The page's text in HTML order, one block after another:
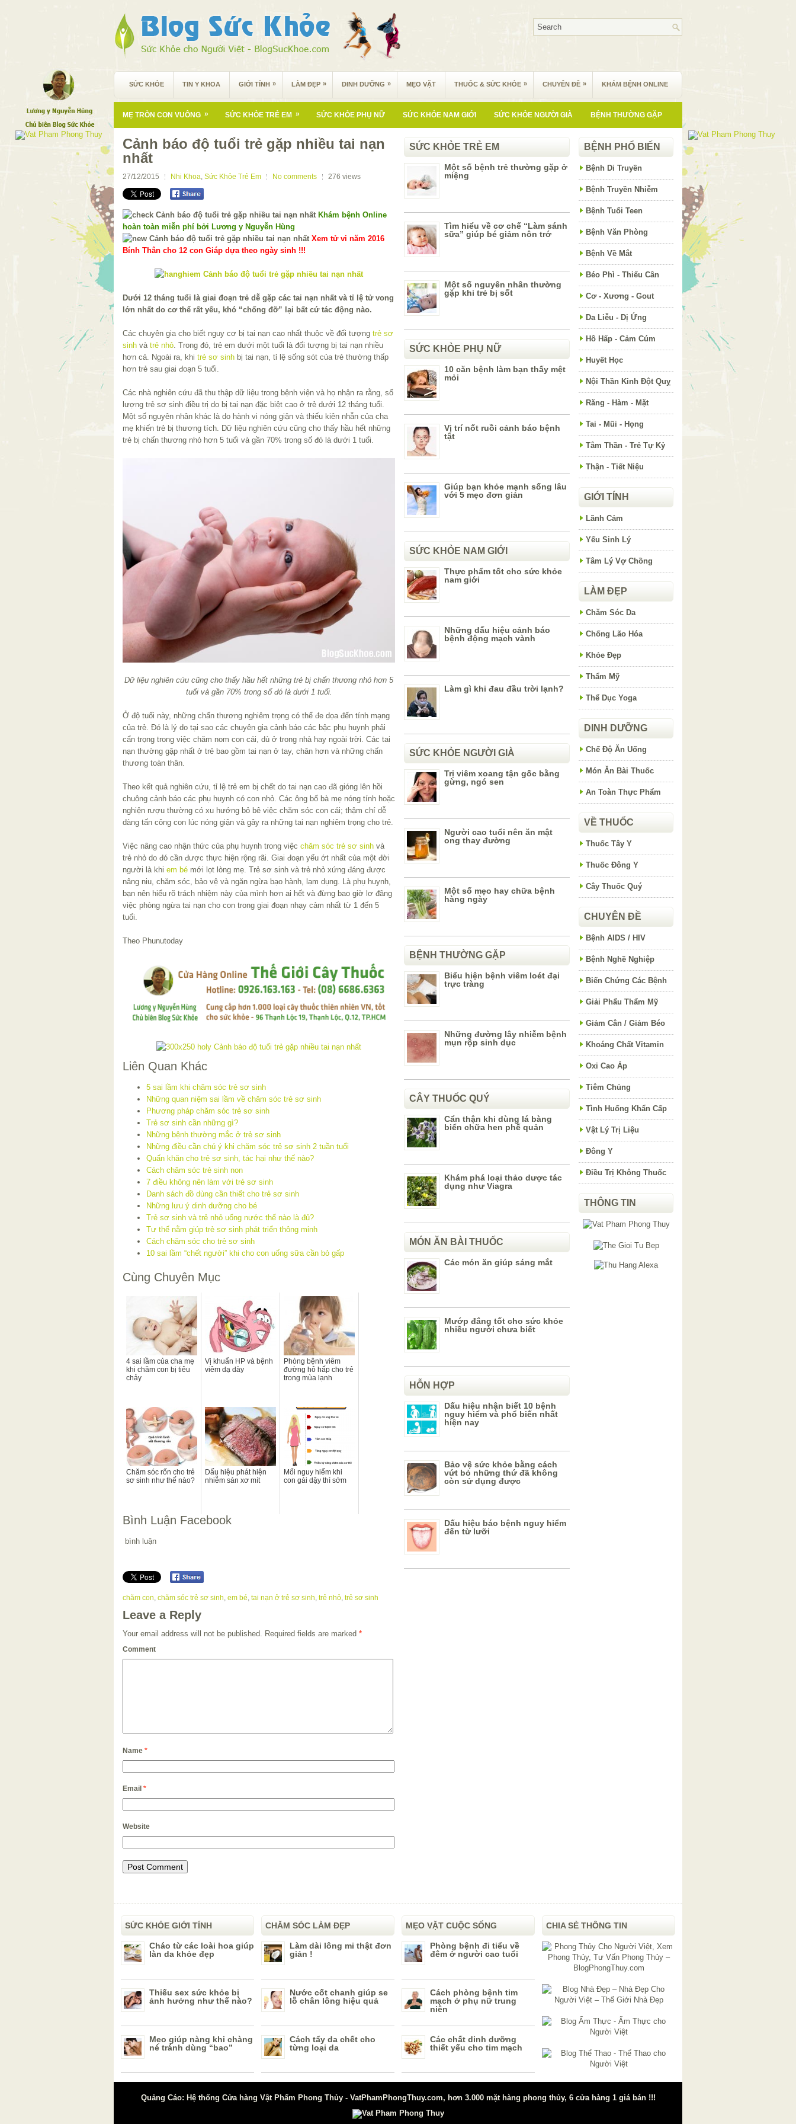
SỨC KHỎE TIN Y KHOA GIỚI TÍNH » LÀM ĐẸP » DINH DƯỠNG » MẸO VẶT THUỐC & SỨC KHỎE » CHUYÊN ĐỀ » KHÁM BỆNH ONLINE
MẸ TRÒN CON VUÔNG » SỨC KHỎE TRẺ EM » SỨC KHỎE PHỤ NỮ SỨC KHỎE NAM GIỚI SỨC KHỎE NGƯỜI GIÀ BỆNH THƯỜNG GẶP
Cảnh báo độ tuổi trẻ gặp nhiều tai nạn
nhất
27/12/2015 Nhi Khoa, Sức Khỏe Trẻ Em No comments 276 views
Khám bệnh Online
hoàn toàn miễn phí bởi Lương y Nguyễn Hùng
Xem tử vi năm 2016
Bính Thân cho 12 con Giáp dựa theo ngày sinh !!!
Dưới 12 tháng tuổi là giai đoạn trẻ dễ gặp các tai nạn nhất và tỉ lệ tử vong
lớn nhất do cơ thể rất yếu, khó “chống đỡ” lại bất cứ tác động nào.
Các chuyên gia cho biết nguy cơ bị tai nạn cao nhất thuộc về đối tượng trẻ sơ
sinh và trẻ nhỏ . Trong đó, trẻ em dưới một tuổi là đối tượng bị tai nạn nhiều
hơn cả. Ngoài ra, khi trẻ sơ sinh bị tai nạn, tỉ lệ sống sót của trẻ thường thấp
hơn trẻ sau giai đoạn 5 tuổi.
Các nhà nghiên cứu đã thu thập dữ liệu trong bệnh viện và họ nhận ra rằng, số
lượng trẻ sơ sinh điều trị do bị tai nạn đặc biệt cao ở trẻ dưới 12 tháng tuổi.
Một số nguyên nhân khác là do hành vi nóng giận và thiếu kiên nhẫn của cha
mẹ khiến trẻ bị thương tích. Dữ liệu nghiên cứu cũng cho thấy hầu hết những
trẻ bị chấn thương nhỏ hơn 5 tuổi và gần 70% trong số đó là dưới 1 tuổi.
Dữ liệu nghiên cứu cũng cho thấy hầu hết những trẻ bị chấn thương nhỏ hơn 5
tuổi và gần 70% trong số đó là dưới 1 tuổi.
Ở độ tuổi này, những chấn thương nghiêm trọng có thể đe dọa đến tính mạng
của trẻ. Đó là lý do tại sao các chuyên gia cảnh báo các bậc phụ huynh phải
cẩn trọng trong việc chăm nom con cái, dù ở trong nhà hay ngoài trời. Các tai
nạn thường gặp nhất ở trẻ bao gồm tai nạn ở tay, chân hơn và những chấn
thương toàn thân.
Theo kết quả nghiên cứu, tỉ lệ trẻ em bị chết do tai nạn cao đã gióng lên hồi
chuông cảnh báo các phụ huynh có con nhỏ. Các ông bố bà mẹ nóng tính hoặc
nghiện rượu thường có xu hướng bỏ bê việc chăm sóc con cái; thậm chí dễ
dàng tấn công con lúc nóng giận và gây ra những tai nạn nghiêm trọng cho trẻ.
Việc nâng cao nhận thức của phụ huynh trong việc chăm sóc trẻ sơ sinh và
trẻ nhỏ do đó cần được thực hiện rộng rãi. Giai đoạn yếu ớt nhất của một đời
người là khi em bé mới lọt lòng mẹ. Trẻ sơ sinh và trẻ nhỏ xứng đáng được
nâng niu, chăm sóc, bảo vệ và ngăn ngừa bạo hành, lạm dụng. Là phụ huynh,
bạn nên hiểu rõ trách nhiệm này của mình hơn ai hết và đừng bao giờ lơ đãng
việc phòng ngừa tai nạn cho con trong giai đoạn nhạy cảm nhất từ 1 đến 5
tuổi.
Theo Phunutoday
Liên Quan Khác
5 sai lầm khi chăm sóc trẻ sơ sinh
Những quan niệm sai lầm về chăm sóc trẻ sơ sinh
Phương pháp chăm sóc trẻ sơ sinh
Trẻ sơ sinh cần những gì?
Những bệnh thường mắc ở trẻ sơ sinh
Những điều cần chú ý khi chăm sóc trẻ sơ sinh 2 tuần tuổi
Quấn khăn cho trẻ sơ sinh, tác hại như thế nào?
Cách chăm sóc trẻ sinh non
7 điều không nên làm với trẻ sơ sinh
Danh sách đồ dùng cần thiết cho trẻ sơ sinh
Những lưu ý dinh dưỡng cho bé
Trẻ sơ sinh và trẻ nhỏ uống nước thế nào là đủ?
Tư thế nằm giúp trẻ sơ sinh phát triển thông minh
Cách chăm sóc cho trẻ sơ sinh
10 sai lầm “chết người” khi cho con uống sữa cần bỏ gấp
Cùng Chuyên Mục
4 sai lầm của cha mẹ
khi chăm con bị tiêu
chảy
Vị khuẩn HP và bệnh
viêm dạ dày
Phòng bệnh viêm
đường hô hấp cho trẻ
trong mùa lạnh
Chăm sóc rốn cho trẻ
sơ sinh như thế nào?
Dấu hiệu phát hiện
nhiễm sán xơ mít
Mối nguy hiểm khi
con gái dậy thì sớm
Bình Luận Facebook
bình luận
chăm con chăm sóc trẻ sơ sinh em bé tai nạn ở trẻ sơ sinh trẻ nhỏ trẻ sơ sinh
Leave a Reply
Your email address will not be published. Required fields are marked *
Comment
Name *
Email *
Website
SỨC KHỎE TRẺ EM
Một số bệnh trẻ thường gặp ở
miệng
Tìm hiểu về cơ chế “Làm sánh
sữa” giúp bé giảm nôn trớ
Một số nguyên nhân thường
gặp khi trẻ bị sốt
SỨC KHỎE PHỤ NỮ
10 căn bệnh làm bạn thấy mệt
mỏi
Vị trí nốt ruồi cảnh báo bệnh
tật
Giúp bạn khỏe mạnh sống lâu
với 5 mẹo đơn giản
SỨC KHỎE NAM GIỚI
Thực phẩm tốt cho sức khỏe
nam giới
Những dấu hiệu cảnh báo
bệnh động mạch vành
Làm gì khi đau đầu trời lạnh?
SỨC KHỎE NGƯỜI GIÀ
Trị viêm xoang tận gốc bằng
gừng, ngó sen
Người cao tuổi nên ăn mật
ong thay đường
Một số mẹo hay chữa bệnh
hàng ngày
BỆNH THƯỜNG GẶP
Biểu hiện bệnh viêm loét đại
trực tràng
Những đường lây nhiễm bệnh
mụn rộp sinh dục
CÂY THUỐC QUÝ
Cẩn thận khi dùng lá bàng
biển chữa hen phế quản
Khám phá loại thảo dược tác
dụng như Viagra
MÓN ĂN BÀI THUỐC
Các món ăn giúp sáng mắt
Mướp đắng tốt cho sức khỏe
nhiều người chưa biết
HỖN HỢP
Dấu hiệu nhận biết 10 bệnh
nguy hiểm và phổ biến nhất
hiện nay
Bảo vệ sức khỏe bằng cách
vứt bỏ những thứ đã không
còn sử dụng được
Dấu hiệu báo bệnh nguy hiểm
đến từ lưỡi
BỆNH PHỔ BIẾN
Bệnh Di Truyền
Bệnh Truyền Nhiễm
Bệnh Tuổi Teen
Bệnh Văn Phòng
Bệnh Về Mắt
Béo Phì - Thiếu Cân
Cơ - Xương - Gout
Da Liễu - Dị Ứng
Hô Hấp - Cảm Cúm
Huyết Học
Nội Thần Kinh Đột Quỵ
Răng - Hàm - Mặt
Tai - Mũi - Họng
Tâm Thần - Trẻ Tự Kỷ
Thận - Tiết Niệu
GIỚI TÍNH
Lãnh Cảm
Yếu Sinh Lý
Tâm Lý Vợ Chồng
LÀM ĐẸP
Chăm Sóc Da
Chống Lão Hóa
Khỏe Đẹp
Thẩm Mỹ
Thể Dục Yoga
DINH DƯỠNG
Chế Độ Ăn Uống
Món Ăn Bài Thuốc
An Toàn Thực Phẩm
VỀ THUỐC
Thuốc Tây Y
Thuốc Đông Y
Cây Thuốc Quý
CHUYÊN ĐỀ
Bệnh AIDS / HIV
Bệnh Nghề Nghiệp
Biến Chứng Các Bệnh
Giải Phẩu Thẩm Mỹ
Giảm Cân / Giảm Béo
Khoáng Chất Vitamin
Oxi Cao Áp
Tiêm Chủng
Tình Huống Khẩn Cấp
Vật Lý Trị Liệu
Đông Y
Điều Trị Không Thuốc
THÔNG TIN
SỨC KHỎE GIỚI TÍNH
Cháo từ các loài hoa giúp
làn da khỏe đẹp
Thiếu sex sức khỏe bị
ảnh hưởng như thế nào?
Mẹo giúp nàng khi chàng
né tránh dùng “bao”
CHĂM SÓC LÀM ĐẸP
Làm dài lông mi thật đơn
giản !
Nước cốt chanh giúp se
lỗ chân lông hiệu quả
Cách tẩy da chết cho
từng loại da
MẸO VẶT CUỘC SỐNG
Phòng bệnh đi tiểu về
đêm ở người cao tuổi
Cách phòng bệnh tim
mạch ở phụ nữ trung
niên
Các chất dinh dưỡng
thiết yếu cho tim mạch
CHIA SẺ THÔNG TIN
Quảng Cáo: Hệ thống Cửa hàng Vật Phẩm Phong Thủy - VatPhamPhongThuy.com, hơn 3.000 mặt hàng phong thủy, 6 cửa hàng 1 giá bán !!!